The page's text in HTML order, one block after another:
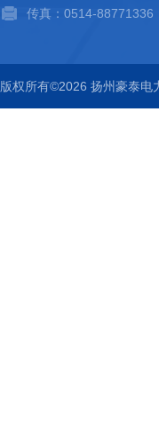
传真：0514-88771336
版权所有©2026 扬州豪泰